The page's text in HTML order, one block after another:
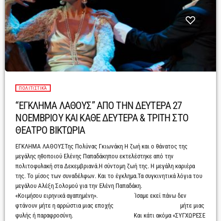
ΠΟΛΙΤΙΣΤΙΚΆ
“ΕΓΚΛΗΜΑ ΛΑΘΟΥΣ” ΑΠΟ ΤΗΝ ΔΕΥΤΕΡΑ 27
ΝΟΕΜΒΡΙΟΥ ΚΑΙ ΚΑΘΕ ΔΕΥΤΕΡΑ & ΤΡΙΤΗ ΣΤΟ
ΘΕΑΤΡΟ ΒΙΚΤΩΡΙΑ
ΕΓΚΛΗΜΑ ΛΑΘΟΥΣΤης Πολύνας Γκιωνάκη Η ζωή και ο θάνατος της
μεγάλης ηθοποιού Ελένης Παπαδάκηπου εκτελέστηκε από την
πολιτοφυλακή στα Δεκεμβριανά.Η σύντομη ζωή της. Η μεγάλη καριέρα
της. Το μίσος των συναδέλφων. Και το έγκλημα.Τα συγκινητικά λόγια του
μεγάλου Αλέξη Σολομού για την Ελένη Παπαδάκη.
«Κοιμήσου ειρηνικά αγαπημένη». Ίσαμε εκεί πάνω δεν
φτάνουν μήτε η αρρώστια μιας εποχής μήτε μιας
φυλής ή παραφροσύνη. Και κάτι ακόμα «ΣΥΓΧΩΡΕΣΕ